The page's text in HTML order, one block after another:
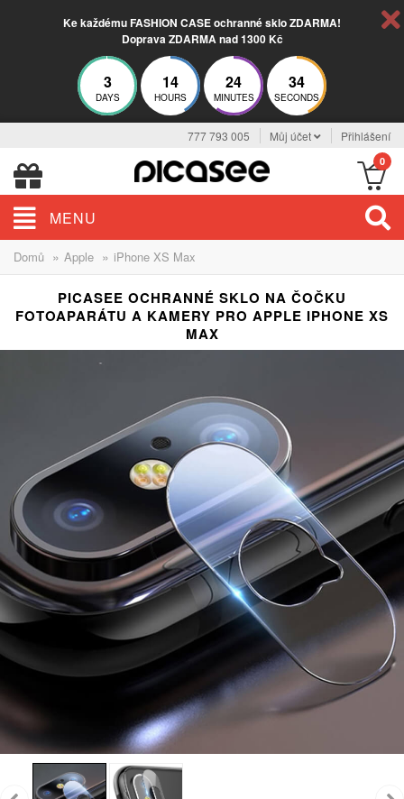
Ke každému FASHION CASE ochranné sklo ZDARMA!
Doprava ZDARMA nad 1300 Kč
3
DAYS
14
HOURS
24
MINUTES
33
SECONDS
777 793 005 Můj účet Přihlášení
0
MENU
Domů » Apple » iPhone XS Max
PICASEE OCHRANNÉ SKLO NA ČOČKU
FOTOAPARÁTU A KAMERY PRO APPLE IPHONE XS
MAX